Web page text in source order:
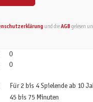
und die AGBgelesen
0
0
Für 2 bis 4 Spielende ab 10
45 bis 75 Minuten